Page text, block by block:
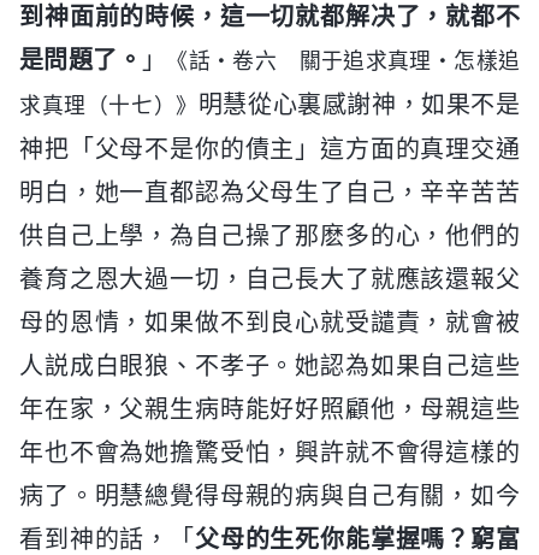
到神面前的時候，這一切就都解决了，就都不
是問題了。 」
《話・卷六 關于追求真理・怎樣追
求真理（十七）》 明慧從心裏感謝神，如果不是
神把「父母不是你的債主」這方面的真理交通
明白，她一直都認為父母生了自己，辛辛苦苦
供自己上學，為自己操了那麽多的心，他們的
養育之恩大過一切，自己長大了就應該還報父
母的恩情，如果做不到良心就受譴責，就會被
人説成白眼狼、不孝子。她認為如果自己這些
年在家，父親生病時能好好照顧他，母親這些
年也不會為她擔驚受怕，興許就不會得這樣的
病了。明慧總覺得母親的病與自己有關，如今
看到神的話，「 父母的生死你能掌握嗎？窮富